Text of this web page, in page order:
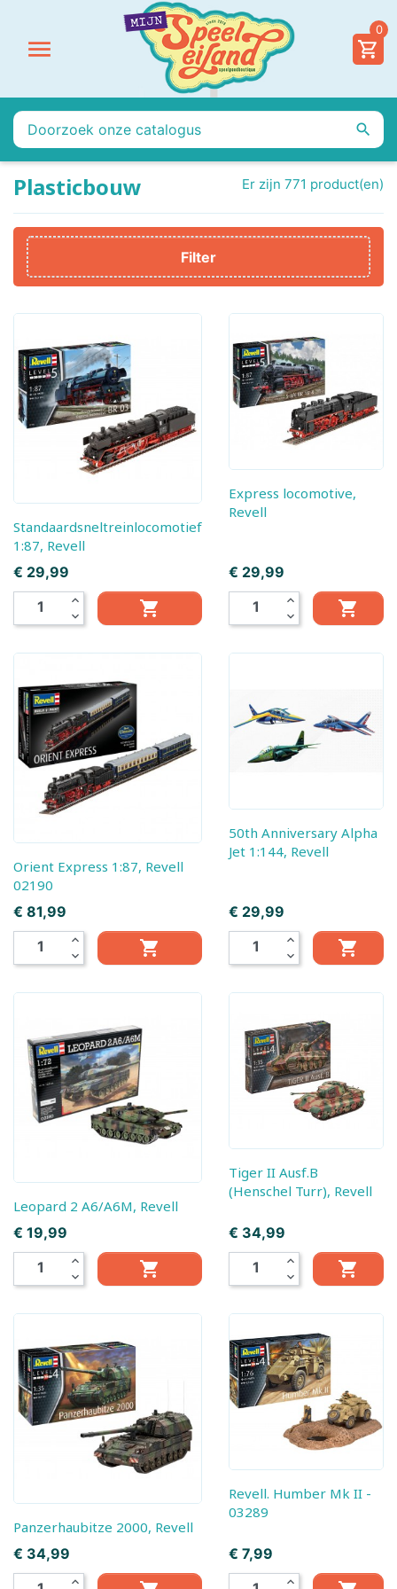

0

Plasticbouw Er zijn 771 product(en)
Filter
Standaardsneltreinlocomotief
1:87, Revell
Prijs
€ 29,99
expand_less
expand_more

Express locomotive,
Revell
Prijs
€ 29,99
expand_less
expand_more

Orient Express 1:87, Revell
02190
Prijs
€ 81,99
expand_less
expand_more

50th Anniversary Alpha
Jet 1:144, Revell
Prijs
€ 29,99
expand_less
expand_more

Leopard 2 A6/A6M, Revell
Prijs
€ 19,99
expand_less
expand_more

Tiger II Ausf.B
(Henschel Turr), Revell
Prijs
€ 34,99
expand_less
expand_more

Panzerhaubitze 2000, Revell
Prijs
€ 34,99
expand_less
Revell. Humber Mk II -
03289
Prijs
€ 7,99
expand_less